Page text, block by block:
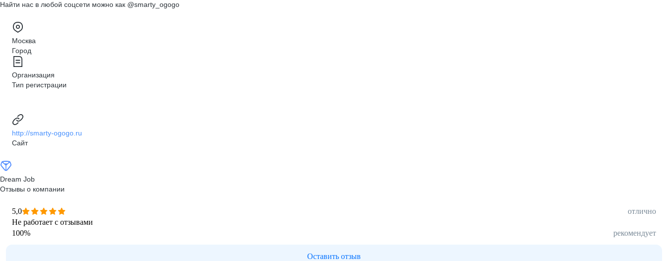
Найти нас в любой соцсети можно как @smarty_ogogo
Москва
Город
Организация
Тип регистрации
http://smarty-ogogo.ru
Сайт
Dream Job
Отзывы о компании
5,0
отлично
Не работает с отзывами
100% рекомендует
Оставить отзыв